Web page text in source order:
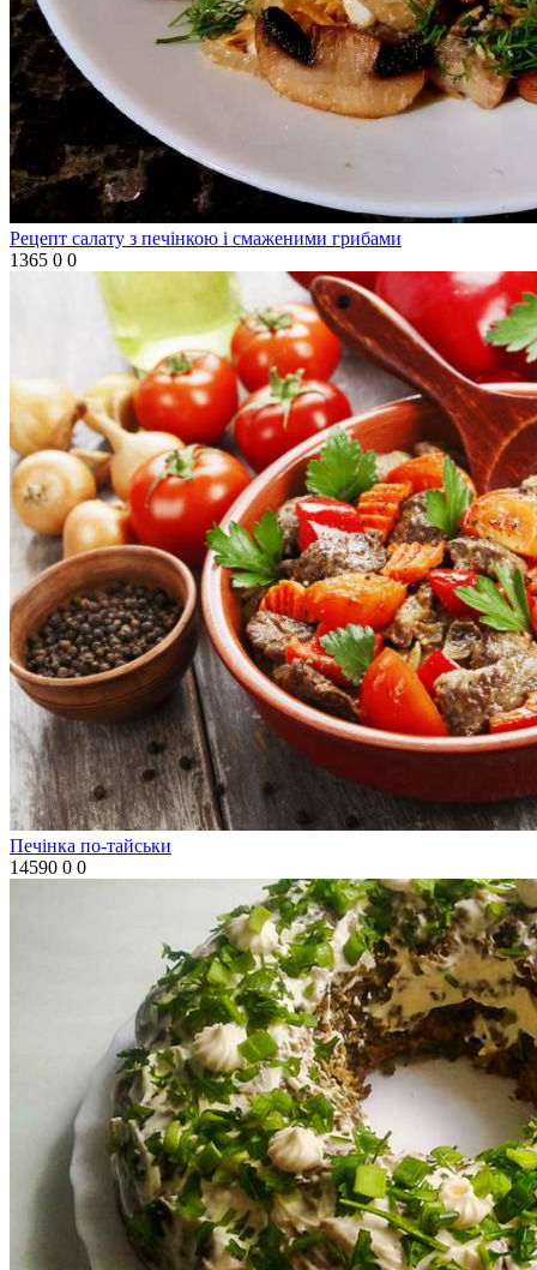
Рецепт салату з печінкою і смаженими грибами
1365 0 0
Печінка по-тайськи
14590 0 0